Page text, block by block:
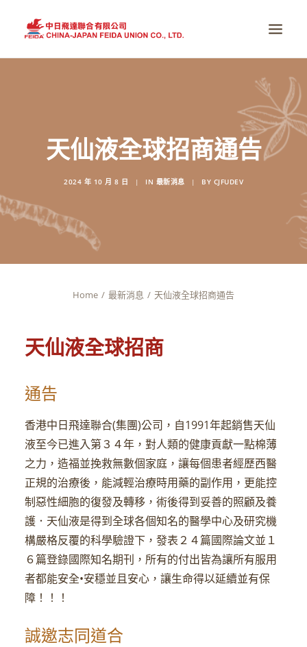
真實感動
品牌故事
CART
天仙液全球招商通告
2024 年 10 月 8 日 | IN 最新消息 | BY CJFUDEV
Home 最新消息 天仙液全球招商通告
天仙液全球招商
通告
香港中日飛達聯合(集團)公司，自1991年起銷售天仙
液至今已進入第３４年，對人類的健康貢獻一點棉薄
之力，造福並挽救無數個家庭，讓每個患者經歷西醫
正規的治療後，能減輕治療時用藥的副作用，更能控
制惡性細胞的復發及轉移，術後得到妥善的照顧及養
護．天仙液是得到全球各個知名的醫學中心及研究機
構嚴格反覆的科學驗證下，發表２４篇國際論文並１
６篇登錄國際知名期刊，所有的付出皆為讓所有服用
者都能安全•安穩並且安心，讓生命得以延續並有保
障！！！
誠邀志同道合